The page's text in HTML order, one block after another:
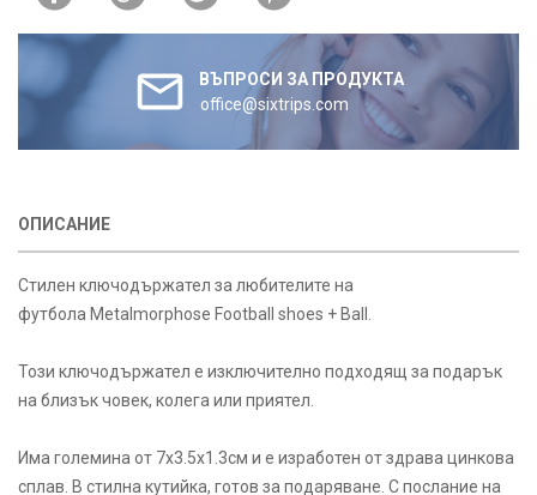
ВЪПРОСИ ЗА ПРОДУКТА
office@sixtrips.com
ОПИСАНИЕ
Стилен ключодържател за любителите на
футбола Metalmorphose Football shoes + Ball.
Този ключодържател е изключително подходящ за подарък
на близък човек, колега или приятел.
Има големина от 7х3.5х1.3см и е изработен от здрава цинкова
сплав. В стилна кутийка, готов за подаряване. С послание на